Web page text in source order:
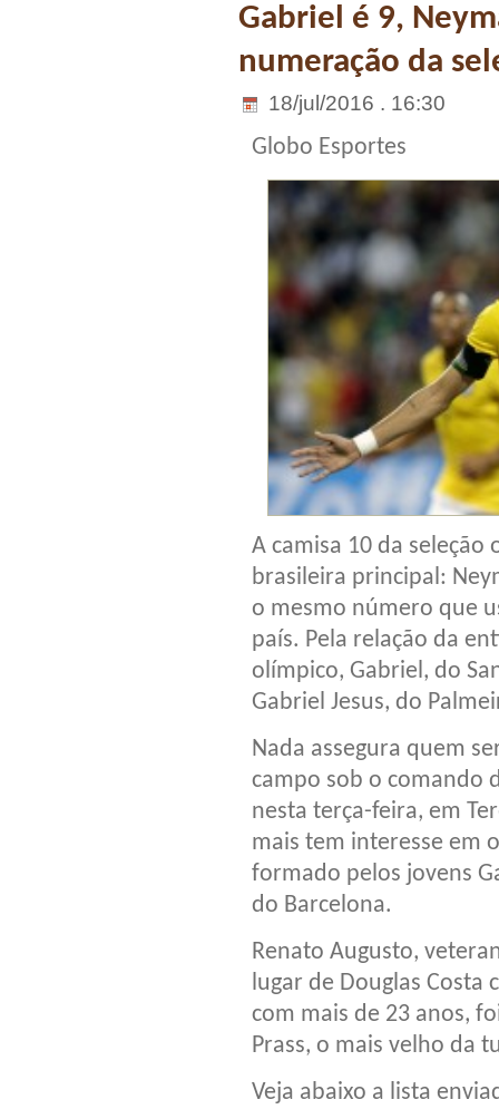
Gabriel é 9,
numeração da
18/jul/2016 . 16:30
Globo Esportes
A camisa 10 da
brasileira principal:
o mesmo número que
país. Pela relação da
olímpico, Gabriel, do
Gabriel Jesus, do
Nada assegura quem
campo sob o comando
nesta terça-feira, em
mais tem interesse em
formado pelos jovens
do Barcelona.
Renato Augusto,
lugar de Douglas
com mais de 23 anos,
Prass, o mais velho da
Veja abaixo a lista